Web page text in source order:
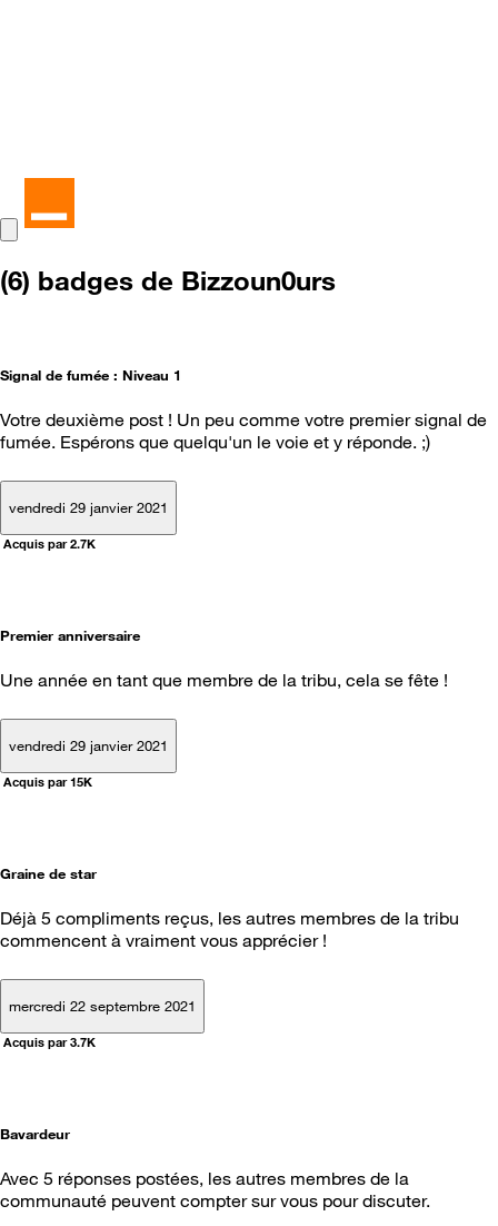
(6) badges de Bizzoun0urs
Signal de fumée : Niveau 1
Votre deuxième post ! Un peu comme votre premier signal de
fumée. Espérons que quelqu'un le voie et y réponde. ;)
vendredi 29 janvier 2021
Acquis par 2.7K
Premier anniversaire
Une année en tant que membre de la tribu, cela se fête !
vendredi 29 janvier 2021
Acquis par 15K
Graine de star
Déjà 5 compliments reçus, les autres membres de la tribu
commencent à vraiment vous apprécier !
mercredi 22 septembre 2021
Acquis par 3.7K
Bavardeur
Avec 5 réponses postées, les autres membres de la
communauté peuvent compter sur vous pour discuter.